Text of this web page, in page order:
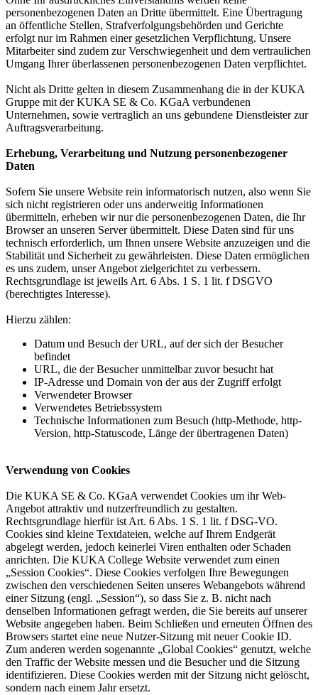
personenbezogenen Daten an Dritte übermittelt. Eine Übertragung
an öffentliche Stellen, Strafverfolgungsbehörden und Gerichte
erfolgt nur im Rahmen einer gesetzlichen Verpflichtung. Unsere
Mitarbeiter sind zudem zur Verschwiegenheit und dem vertraulichen
Umgang Ihrer überlassenen personenbezogenen Daten verpflichtet.
Nicht als Dritte gelten in diesem Zusammenhang die in der KUKA
Gruppe mit der KUKA SE & Co. KGaA verbundenen
Unternehmen, sowie vertraglich an uns gebundene Dienstleister zur
Auftragsverarbeitung.
Erhebung, Verarbeitung und Nutzung personenbezogener
Daten
Sofern Sie unsere Website rein informatorisch nutzen, also wenn Sie
sich nicht registrieren oder uns anderweitig Informationen
übermitteln, erheben wir nur die personenbezogenen Daten, die Ihr
Browser an unseren Server übermittelt. Diese Daten sind für uns
technisch erforderlich, um Ihnen unsere Website anzuzeigen und die
Stabilität und Sicherheit zu gewährleisten. Diese Daten ermöglichen
es uns zudem, unser Angebot zielgerichtet zu verbessern.
Rechtsgrundlage ist jeweils Art. 6 Abs. 1 S. 1 lit. f DSGVO
(berechtigtes Interesse).
Hierzu zählen:
Datum und Besuch der URL, auf der sich der Besucher
befindet
URL, die der Besucher unmittelbar zuvor besucht hat
IP-Adresse und Domain von der aus der Zugriff erfolgt
Verwendeter Browser
Verwendetes Betriebssystem
Technische Informationen zum Besuch (http-Methode, http-
Version, http-Statuscode, Länge der übertragenen Daten)
Verwendung von Cookies
Die KUKA SE & Co. KGaA verwendet Cookies um ihr Web-
Angebot attraktiv und nutzerfreundlich zu gestalten.
Rechtsgrundlage hierfür ist Art. 6 Abs. 1 S. 1 lit. f DSG-VO.
Cookies sind kleine Textdateien, welche auf Ihrem Endgerät
abgelegt werden, jedoch keinerlei Viren enthalten oder Schaden
anrichten. Die KUKA College Website verwendet zum einen
„Session Cookies“. Diese Cookies verfolgen Ihre Bewegungen
zwischen den verschiedenen Seiten unseres Webangebots während
einer Sitzung (engl. „Session“), so dass Sie z. B. nicht nach
denselben Informationen gefragt werden, die Sie bereits auf unserer
Website angegeben haben. Beim Schließen und erneuten Öffnen des
Browsers startet eine neue Nutzer-Sitzung mit neuer Cookie ID.
Zum anderen werden sogenannte „Global Cookies“ genutzt, welche
den Traffic der Website messen und die Besucher und die Sitzung
identifizieren. Diese Cookies werden mit der Sitzung nicht gelöscht,
sondern nach einem Jahr ersetzt.